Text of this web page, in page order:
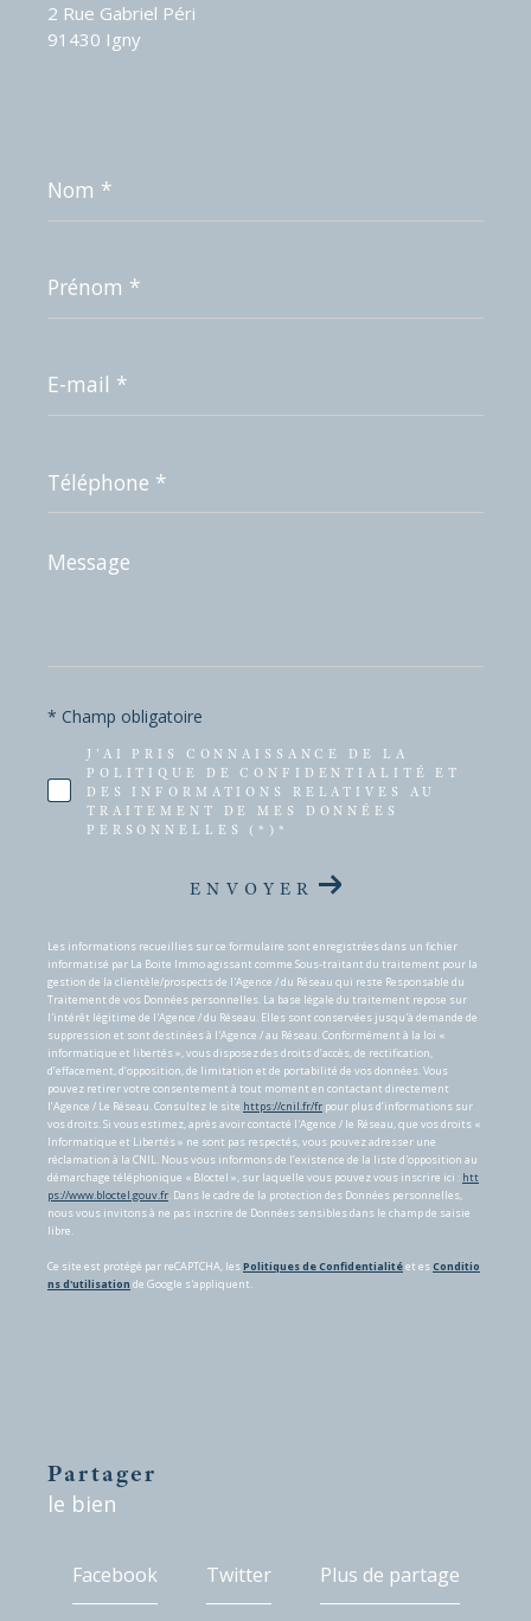
2 Rue Gabriel Péri
91430 Igny
*
*
mail
*
*
Message
*
J'AI PRIS CONNAISSANCE DE LA
POLITIQUE DE CONFIDENTIALITÉ ET
DES INFORMATIONS RELATIVES AU
TRAITEMENT DE MES DONNÉES
PERSONNELLES (*)*
* Champ obligatoire
ENVOYER
Les informations recueillies sur ce formulaire sont enregistrées dans un fichier
informatisé par La Boite Immo agissant comme Sous-traitant du traitement pour la
gestion de la clientèle/prospects de l'Agence / du Réseau qui reste Responsable du
Traitement de vos Données personnelles. La base légale du traitement repose sur
l'intérêt légitime de l'Agence / du Réseau. Elles sont conservées jusqu'à demande de
suppression et sont destinées à l'Agence / au Réseau. Conformément à la loi «
informatique et libertés », vous disposez des droits d’accès, de rectification,
d’effacement, d’opposition, de limitation et de portabilité de vos données. Vous
pouvez retirer votre consentement à tout moment en contactant directement
l’Agence / Le Réseau. Consultez le site https://cnil.fr/fr pour plus d’informations sur
vos droits. Si vous estimez, après avoir contacté l'Agence / le Réseau, que vos droits «
Informatique et Libertés » ne sont pas respectés, vous pouvez adresser une
réclamation à la CNIL. Nous vous informons de l’existence de la liste d'opposition au
démarchage téléphonique « Bloctel », sur laquelle vous pouvez vous inscrire ici : htt
ps://www.bloctel.gouv.fr. Dans le cadre de la protection des Données personnelles,
nous vous invitons à ne pas inscrire de Données sensibles dans le champ de saisie
libre.
Ce site est protégé par reCAPTCHA, lesPolitiques de Confidentialitéet esConditio
ns d'utilisation de Google s'appliquent.
partager
le bien
Facebook Twitter Plus de partage